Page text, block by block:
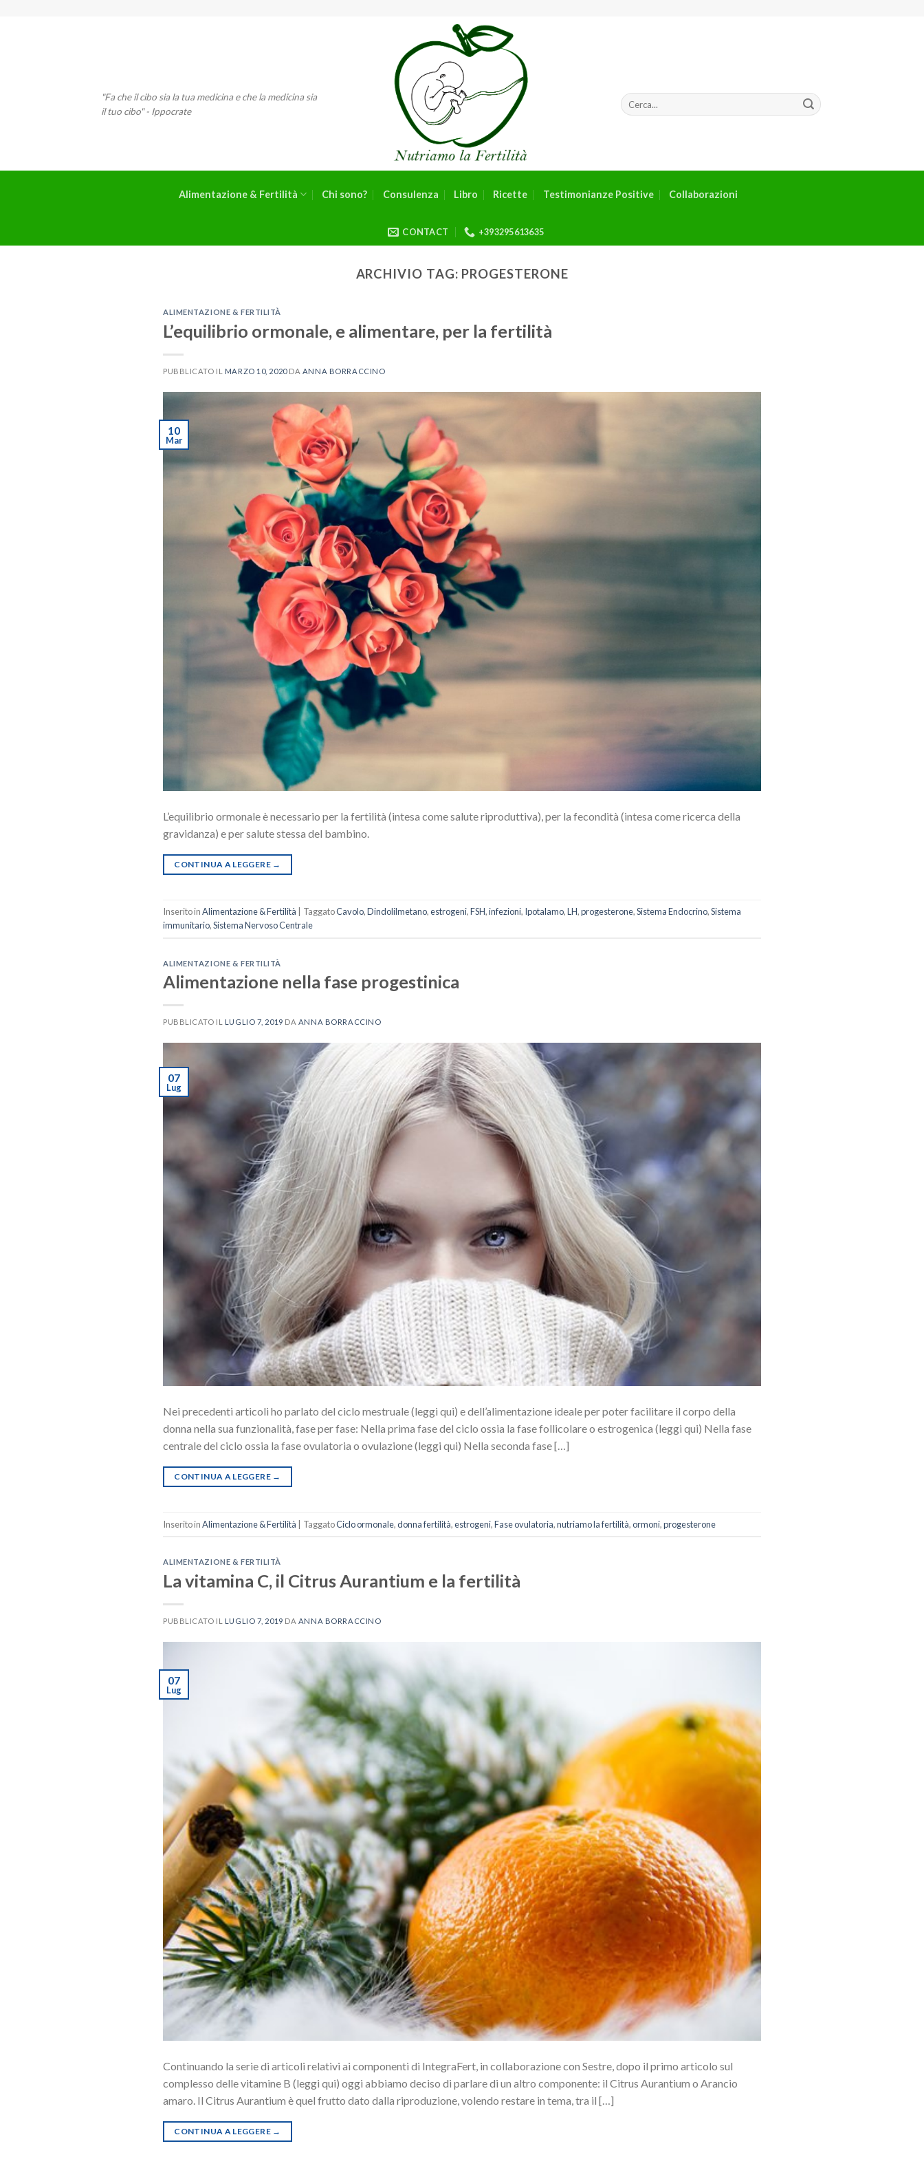
"Fa che il cibo sia la tua medicina e che la medicina sia
il tuo cibo" - Ippocrate
Alimentazione & Fertilità Chi sono? Consulenza Libro Ricette Testimonianze Positive Collaborazioni
CONTACT +393295613635
ARCHIVIO TAG: PROGESTERONE
ALIMENTAZIONE & FERTILITÀ
L’equilibrio ormonale, e alimentare, per la fertilità
PUBBLICATO IL MARZO 10, 2020DA ANNA BORRACCINO
10
Mar
L’equilibrio ormonale è necessario per la fertilità (intesa come salute riproduttiva), per la fecondità (intesa come ricerca della
gravidanza) e per salute stessa del bambino.
CONTINUA A LEGGERE →
Inserito inAlimentazione & Fertilità TaggatoCavolo,Dindolilmetano,estrogeni,FSH,infezioni, Ipotalamo,LH,progesterone,Sistema Endocrino,Sistema
immunitario,Sistema Nervoso Centrale
ALIMENTAZIONE & FERTILITÀ
Alimentazione nella fase progestinica
PUBBLICATO IL LUGLIO 7, 2019 DA ANNA BORRACCINO
07
Lug
Nei precedenti articoli ho parlato del ciclo mestruale (leggi qui) e dell’alimentazione ideale per poter facilitare il corpo della
donna nella sua funzionalità, fase per fase: Nella prima fase del ciclo ossia la fase follicolare o estrogenica (leggi qui) Nella fase
centrale del ciclo ossia la fase ovulatoria o ovulazione (leggi qui) Nella seconda fase […]
CONTINUA A LEGGERE →
Inserito inAlimentazione & Fertilità TaggatoCiclo ormonale,donna fertilità,estrogeni,Fase ovulatoria,nutriamo la fertilità,ormoni,progesterone
ALIMENTAZIONE & FERTILITÀ
La vitamina C, il Citrus Aurantium e la fertilità
PUBBLICATO IL LUGLIO 7, 2019 DA ANNA BORRACCINO
07
Lug
Continuando la serie di articoli relativi ai componenti di IntegraFert, in collaborazione con Sestre, dopo il primo articolo sul
complesso delle vitamine B (leggi qui) oggi abbiamo deciso di parlare di un altro componente: il Citrus Aurantium o Arancio
amaro. Il Citrus Aurantium è quel frutto dato dalla riproduzione, volendo restare in tema, tra il […]
CONTINUA A LEGGERE →